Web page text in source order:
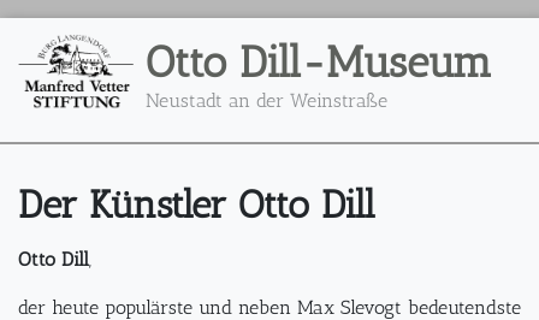
Otto Dill-Museum
Neustadt an der Weinstraße
Der Künstler Otto Dill
Otto Dill,
der heute populärste und neben Max Slevogt bedeutendste